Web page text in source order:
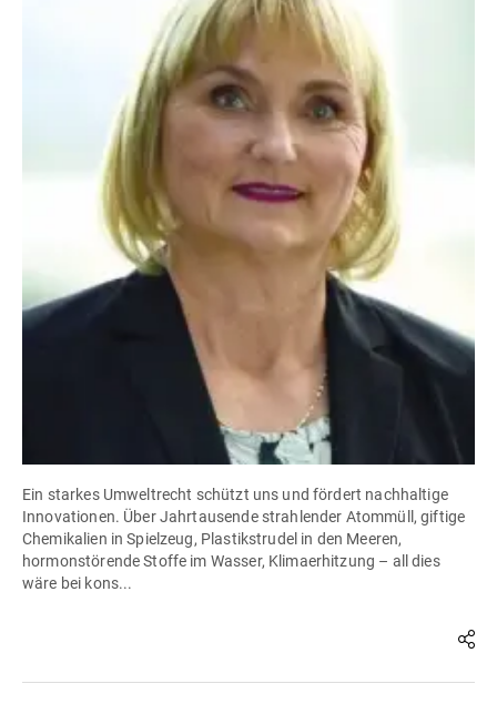
Ein starkes Umweltrecht schützt uns und fördert nachhaltige
Innovationen. Über Jahrtausende strahlender Atommüll, giftige
Chemikalien in Spielzeug, Plastikstrudel in den Meeren,
hormonstörende Stoffe im Wasser, Klimaerhitzung – all dies
wäre bei kons...